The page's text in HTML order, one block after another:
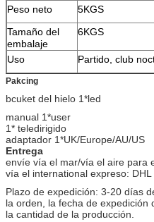
Peso neto
5KGS
Tamaño del
embalaje
6KGS
Uso Partido, club
Pakcing
bcuket del hielo 1*led
manual 1*user
1* teledirigido
adaptador 1*UK/Europe/AU/US
Entrega
envíe vía el mar/vía el aire para
vía el international expreso: DHL
Plazo de expedición: 3-20 días
la orden, la fecha de expedición
la cantidad de la producción.